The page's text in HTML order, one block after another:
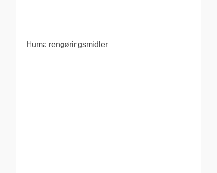
Huma rengøringsmidler